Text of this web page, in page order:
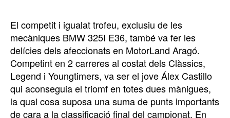
El competit i igualat trofeu, exclusiu de les
mecàniques BMW 325I E36, també va fer les
delícies dels afeccionats en MotorLand Aragó.
Competint en 2 carreres al costat dels Clàssics,
Legend i Youngtimers, va ser el jove Álex Castillo
qui aconseguia el triomf en totes dues mànigues,
la qual cosa suposa una suma de punts importants
de cara a la classificació final del campionat. En